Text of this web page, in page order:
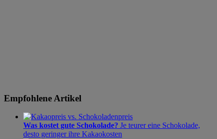
Empfohlene Artikel
Was kostet gute Schokolade? Je teurer eine Schokolade,
desto geringer ihre Kakaokosten